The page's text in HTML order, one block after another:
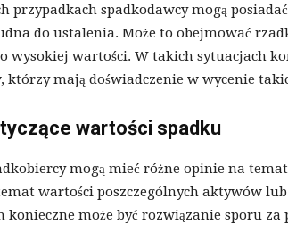
przypadkach spadkodawcy mogą
do ustalenia. Może to obejmować
wysokiej wartości. W takich sytuacjach
którzy mają doświadczenie w wycenie
wartości spadku
mogą mieć różne opinie na
wartości poszczególnych aktywów
konieczne może być rozwiązanie sporu